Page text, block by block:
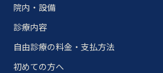
院内・設備
診療内容
自由診療の料金・支払方法
初めての方へ